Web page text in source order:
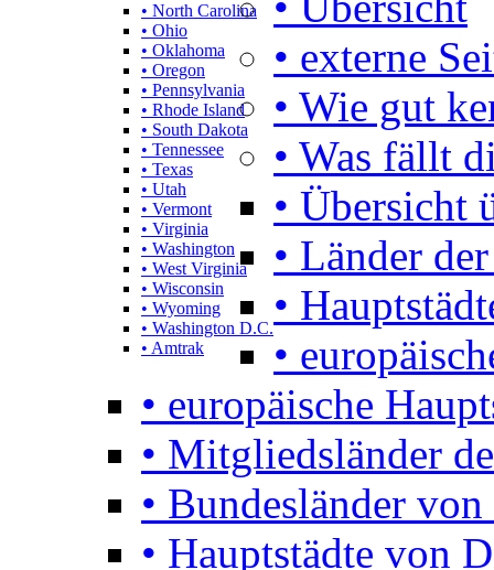
• North Carolina
• Ohio
• Oklahoma
• Oregon
• Pennsylvania
• Rhode Island
• South Dakota
• Tennessee
• Texas
• Utah
• Vermont
• Virginia
• Washington
• West Virginia
• Wisconsin
• Wyoming
• Washington D.C.
• Amtrak
• externe
• Wie gut
• Was fällt
• Übersicht
• Länder
•
•
• europäische
• Mitgliedsländer
• Bundesländer
• Hauptstädte von